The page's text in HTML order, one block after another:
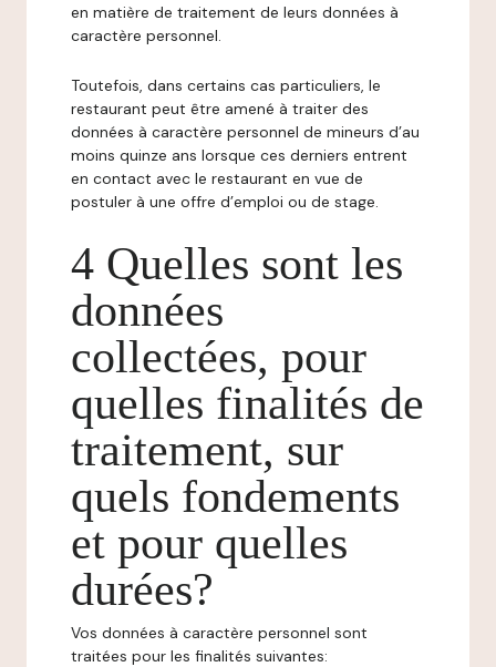
en matière de traitement de leurs données à
caractère personnel.
Toutefois, dans certains cas particuliers, le
restaurant peut être amené à traiter des
données à caractère personnel de mineurs d’au
moins quinze ans lorsque ces derniers entrent
en contact avec le restaurant en vue de
postuler à une offre d’emploi ou de stage.
4 Quelles sont les
données
collectées, pour
quelles finalités de
traitement, sur
quels fondements
et pour quelles
durées?
Vos données à caractère personnel sont
traitées pour les finalités suivantes: